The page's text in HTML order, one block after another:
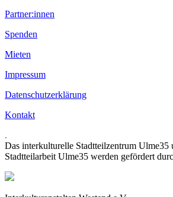
Partner:innen
Spenden
Mieten
Impressum
Datenschutzerklärung
Kontakt
.
Das interkulturelle Stadtteilzentrum Ulme35
Stadtteilarbeit Ulme35 werden gefördert